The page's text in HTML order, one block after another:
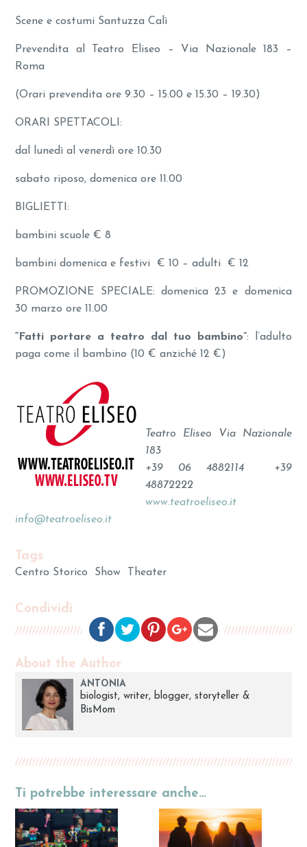
Scene e costumi Santuzza Calì
Prevendita al Teatro Eliseo – Via Nazionale 183 –
Roma
(Orari prevendita ore 9.30 – 15.00 e 15.30 – 19.30)
ORARI SPETTACOLI:
dal lunedì al venerdì ore 10.30
sabato riposo, domenica ore 11.00
BIGLIETTI:
bambini scuole € 8
bambini domenica e festivi € 10 – adulti € 12
PROMOZIONE SPECIALE: domenica 23 e domenica
30 marzo ore 11.00
“Fatti portare a teatro dal tuo bambino”: l’adulto
paga come il bambino (10 € anziché 12 €)
Teatro Eliseo Via Nazionale
183
+39 06 4882114 +39
48872222
www.teatroeliseo.it
info@teatroeliseo.it
Tags
Centro Storico Show Theater
Condividi
About the Author
ANTONIA
biologist, writer, blogger, storyteller &
BisMom
Ti potrebbe interessare anche…